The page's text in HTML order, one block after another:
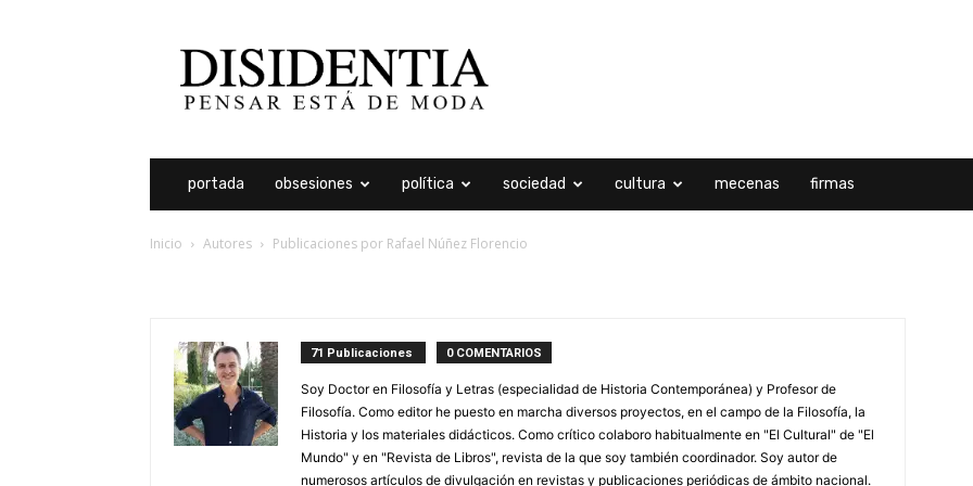
portada obsesiones política sociedad cultura mecenas firmas
Inicio Autores Publicaciones por Rafael Núñez Florencio
71 Publicaciones 0 COMENTARIOS
Soy Doctor en Filosofía y Letras (especialidad de Historia Contemporánea) y Profesor de
Filosofía. Como editor he puesto en marcha diversos proyectos, en el campo de la Filosofía, la
Historia y los materiales didácticos. Como crítico colaboro habitualmente en "El Cultural" de "El
Mundo" y en "Revista de Libros", revista de la que soy también coordinador. Soy autor de
numerosos artículos de divulgación en revistas y publicaciones periódicas de ámbito nacional.